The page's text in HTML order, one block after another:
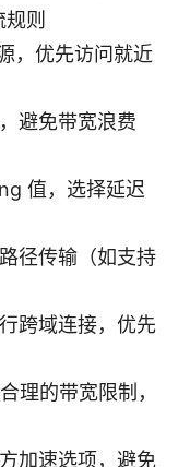
则
，优先访问就近
避免带宽浪费
值，选择延迟
径传输（如支持
跨域连接，优先
理的带宽限制，
加速选项，避免